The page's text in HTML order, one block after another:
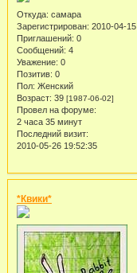
Откуда: самара
Зарегистрирован: 2010-04-15
Приглашений: 0
Сообщений: 4
Уважение: 0
Позитив: 0
Пол: Женский
Возраст: 39 [1987-06-02]
Провел на форуме:
2 часа 35 минут
Последний визит:
2010-05-26 19:52:35
*Квики*